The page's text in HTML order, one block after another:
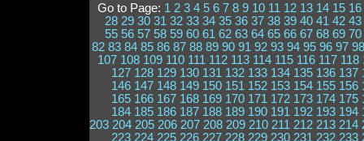
Go to Page: 1 2 3 4 5 6 7 8 9 10 11 12 13 14 15 16
28 29 30 31 32 33 34 35 36 37 38 39 40 41 42 43
55 56 57 58 59 60 61 62 63 64 65 66 67 68 69 70
82 83 84 85 86 87 88 89 90 91 92 93 94 95 96 97 98
107 108 109 110 111 112 113 114 115 116 117 118
127 128 129 130 131 132 133 134 135 136 137
146 147 148 149 150 151 152 153 154 155 156
165 166 167 168 169 170 171 172 173 174 175
184 185 186 187 188 189 190 191 192 193 194
203 204 205 206 207 208 209 210 211 212 213 214
223 224 225 226 227 228 229 230 231 232 233